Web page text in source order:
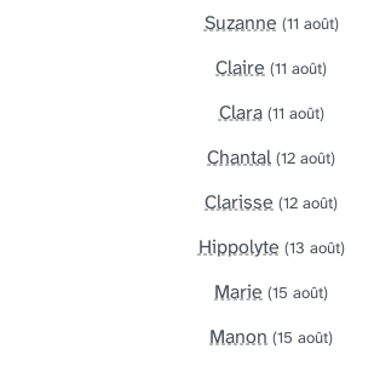
Suzanne (11 août)
Claire (11 août)
Clara (11 août)
Chantal (12 août)
Clarisse (12 août)
Hippolyte (13 août)
Marie (15 août)
Manon (15 août)